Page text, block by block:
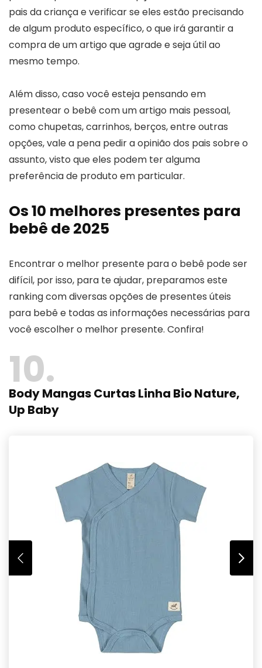
pais da criança e verificar se eles estão precisando
de algum produto específico, o que irá garantir a
compra de um artigo que agrade e seja útil ao
mesmo tempo.
Além disso, caso você esteja pensando em
presentear o bebê com um artigo mais pessoal,
como chupetas, carrinhos, berços, entre outras
opções, vale a pena pedir a opinião dos pais sobre o
assunto, visto que eles podem ter alguma
preferência de produto em particular.
Os 10 melhores presentes para
bebê de 2025
Encontrar o melhor presente para o bebê pode ser
difícil, por isso, para te ajudar, preparamos este
ranking com diversas opções de presentes úteis
para bebê e todas as informações necessárias para
você escolher o melhor presente. Confira!
10
Body Mangas Curtas Linha Bio Nature,
Up Baby